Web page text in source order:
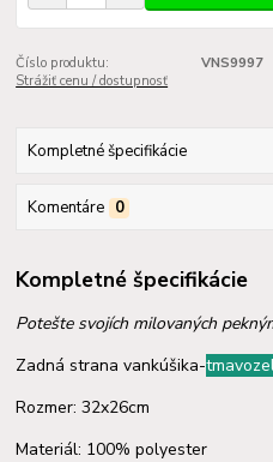
Číslo produktu:
VNS9997
Strážiť cenu / dostupnosť
Kompletné špecifikácie
Komentáre 0
Kompletné špecifikácie
Potešte svojích milovaných
Zadná strana vankúšika-
Rozmer: 32x26cm
Materiál: 100% polyester